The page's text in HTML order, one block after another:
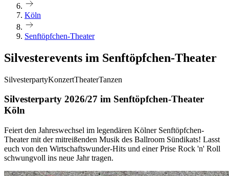
Köln
Senftöpfchen-Theater
Silvesterevents im Senftöpfchen-Theater
SilvesterpartyKonzertTheaterTanzen
Silvesterparty 2026/27 im Senftöpfchen-Theater
Köln
Feiert den Jahreswechsel im legendären Kölner Senftöpfchen-
Theater mit der mitreißenden Musik des Ballroom Sündikats! Lasst
euch von den Wirtschaftswunder-Hits und einer Prise Rock 'n' Roll
schwungvoll ins neue Jahr tragen.